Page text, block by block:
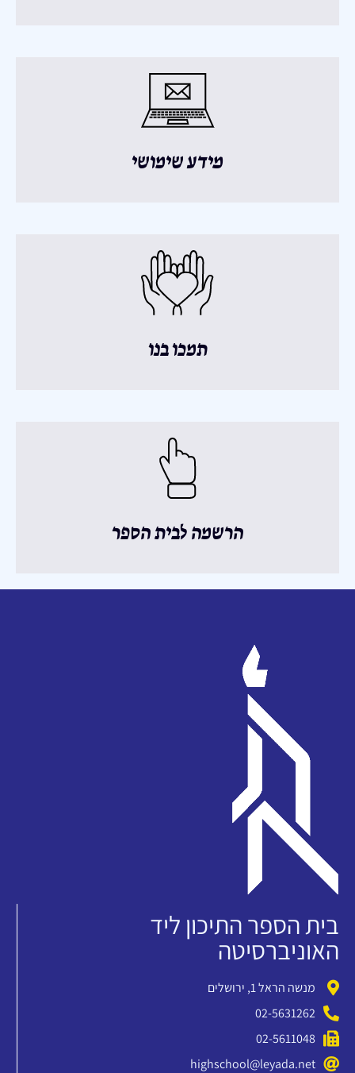
מידע שימושי
תמכו בנו
הרשמה לבית הספר
בית הספר התיכון ליד
האוניברסיטה
מנשה הראל 1, ירושלים
02-5631262
02-5611048
highschool@leyada.net